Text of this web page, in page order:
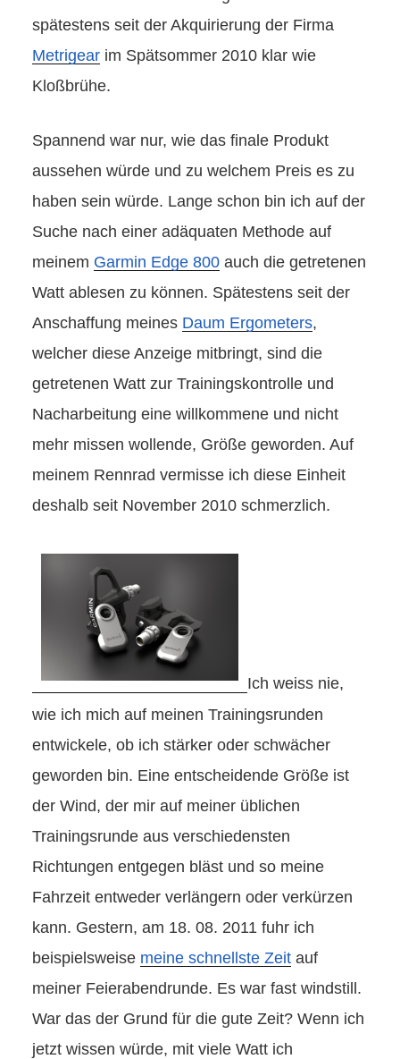
spätestens seit der Akquirierung der Firma
Metrigear im Spätsommer 2010 klar wie
Kloßbrühe.
Spannend war nur, wie das finale Produkt
aussehen würde und zu welchem Preis es zu
haben sein würde. Lange schon bin ich auf der
Suche nach einer adäquaten Methode auf
meinem Garmin Edge 800 auch die getretenen
Watt ablesen zu können. Spätestens seit der
Anschaffung meines Daum Ergometers,
welcher diese Anzeige mitbringt, sind die
getretenen Watt zur Trainingskontrolle und
Nacharbeitung eine willkommene und nicht
mehr missen wollende, Größe geworden. Auf
meinem Rennrad vermisse ich diese Einheit
deshalb seit November 2010 schmerzlich.
Ich weiss nie,
wie ich mich auf meinen Trainingsrunden
entwickele, ob ich stärker oder schwächer
geworden bin. Eine entscheidende Größe ist
der Wind, der mir auf meiner üblichen
Trainingsrunde aus verschiedensten
Richtungen entgegen bläst und so meine
Fahrzeit entweder verlängern oder verkürzen
kann. Gestern, am 18. 08. 2011 fuhr ich
beispielsweise meine schnellste Zeit auf
meiner Feierabendrunde. Es war fast windstill.
War das der Grund für die gute Zeit? Wenn ich
jetzt wissen würde, mit viele Watt ich